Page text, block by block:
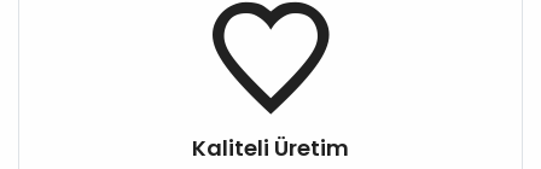
Kaliteli Üretim